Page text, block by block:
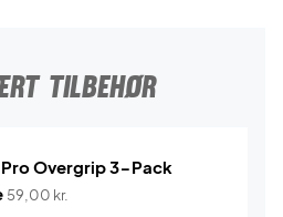
TILBEHØR
Pro Overgrip 3-Pack
59,00 kr.